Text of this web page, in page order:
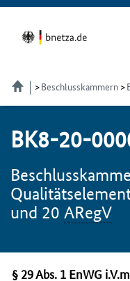
Beschlusskammern
BK8-20-
und 20 ARegV
§ 29Abs. 1 EnWG